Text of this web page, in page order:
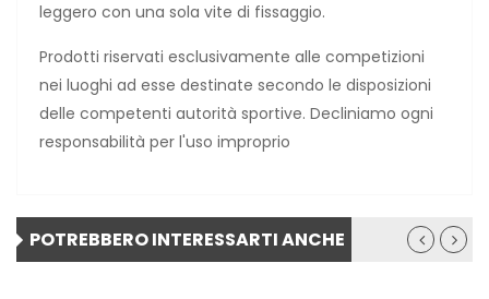
leggero con una sola vite di fissaggio.
Prodotti riservati esclusivamente alle competizioni
nei luoghi ad esse destinate secondo le disposizioni
delle competenti autorità sportive. Decliniamo ogni
responsabilità per l'uso improprio
POTREBBERO INTERESSARTI ANCHE